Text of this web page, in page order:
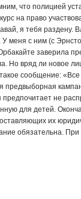
что полицией
на право
я тебя раздену.
меня с ним (с
заверила
Но вряд ли новое
сообщение:
не
для детей.
их
обязательна.